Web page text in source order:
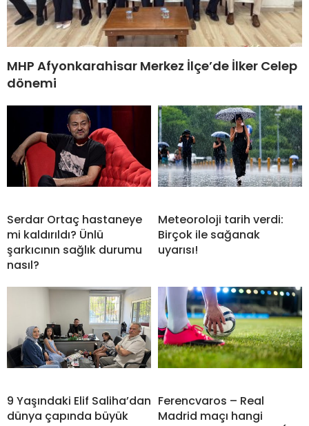
MHP Afyonkarahisar Merkez İlçe’de İlker Celep
dönemi
Serdar Ortaç hastaneye
mi kaldırıldı? Ünlü
şarkıcının sağlık durumu
nasıl?
Meteoroloji tarih verdi:
Birçok ile sağanak
uyarısı!
9 Yaşındaki Elif Saliha’dan
dünya çapında büyük
Ferencvaros – Real
Madrid maçı hangi